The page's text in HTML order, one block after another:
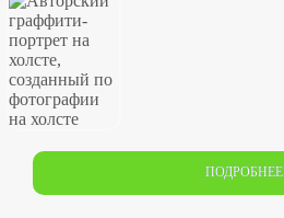
ПОДРОБНЕЕ